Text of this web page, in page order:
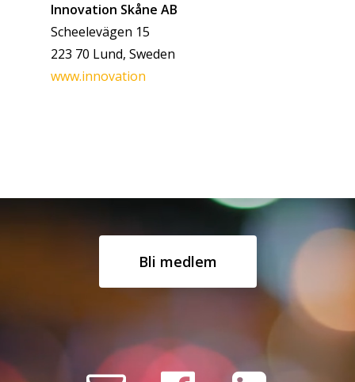
Innovation Skåne AB
Scheelevägen 15
223 70 Lund, Sweden
www.innovation
Bli medlem